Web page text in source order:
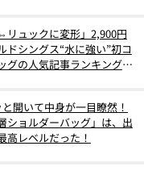
ュックに変形」2,900円
ドシングス“水に強い”初コ
の人気記事ランキングベ
開いて中身が一目瞭然！
ショルダーバッグ」は、出
高レベルだった！